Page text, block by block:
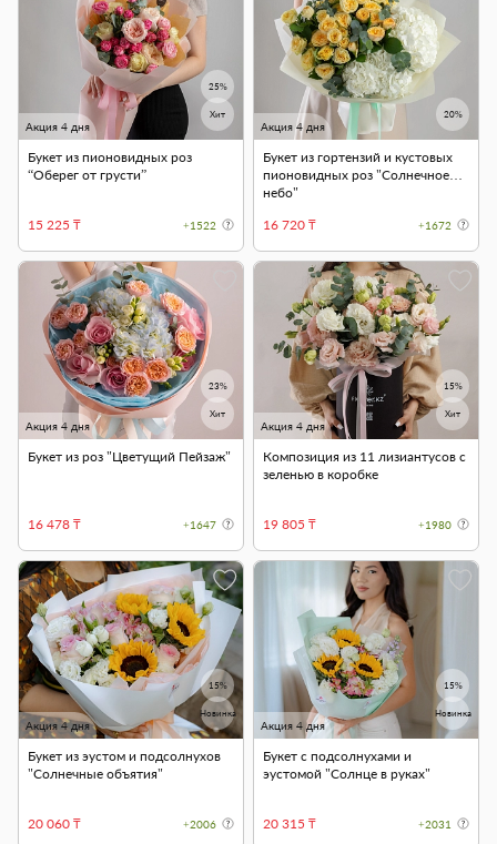
Акция 4 дня
25%
Хит
Букет из пионовидных роз
“Оберег от грусти”
15 225 ₸ +1522
Акция 4 дня
20%
Букет из гортензий и кустовых
пионовидных роз "Солнечное
небо"
16 720 ₸
+1672
Акция 4 дня
23%
Хит
Букет из роз "Цветущий Пейзаж"
16 478 ₸ +1647
Акция 4 дня
15%
Хит
Композиция из 11 лизиантусов с
зеленью в коробке
19 805 ₸ +1980
Акция 4 дня
15%
Новинка
Букет из эустом и подсолнухов
"Солнечные объятия"
20 060 ₸ +2006
Акция 4 дня
15%
Новинка
Букет с подсолнухами и
эустомой "Солнце в руках"
20 315 ₸ +2031